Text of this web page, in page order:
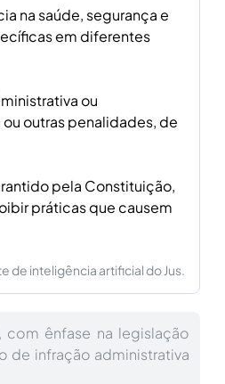
na saúde, segurança e
em diferentes
ou
outras penalidades, de
pela Constituição,
práticas que causem
de inteligência artificial do Jus.
ênfase na legislação
de infração administrativa